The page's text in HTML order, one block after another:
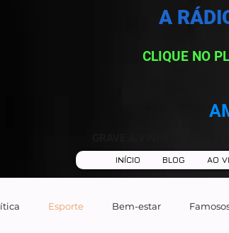
CLIQUE NO
GRAVE A VINHETA DE SUA
A
INÍCIO BLOG AO
Esporte Bem-estar